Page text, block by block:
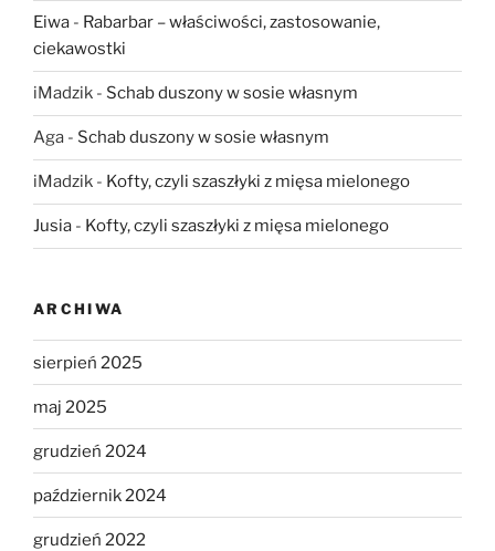
Eiwa - Rabarbar – właściwości, zastosowanie,
ciekawostki
iMadzik - Schab duszony w sosie własnym
Aga - Schab duszony w sosie własnym
iMadzik - Kofty, czyli szaszłyki z mięsa mielonego
Jusia - Kofty, czyli szaszłyki z mięsa mielonego
ARCHIWA
sierpień 2025
maj 2025
grudzień 2024
październik 2024
grudzień 2022